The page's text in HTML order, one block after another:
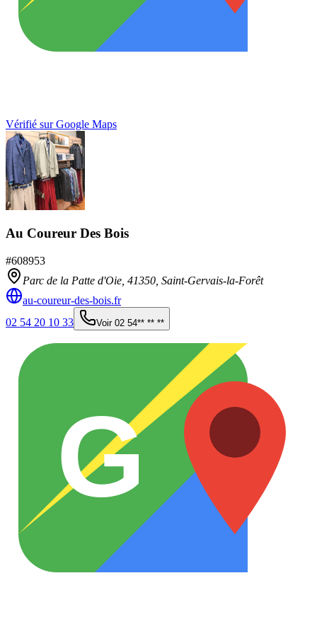
Vérifié sur Google Maps
Au Coureur Des Bois
#608953
Parc de la Patte d'Oie, 41350 Saint-Gervais-la-Forêt
au-coureur-des-bois.fr
02 54 20 10 33
Voir 02 54** ** **
G